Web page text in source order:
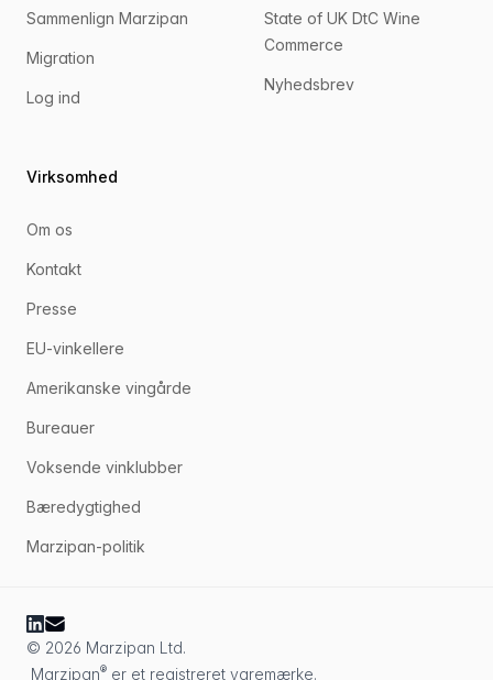
Sammenlign Marzipan
Migration
Log ind
State of UK DtC Wine
Commerce
Nyhedsbrev
Virksomhed
Om os
Kontakt
Presse
EU-vinkellere
Amerikanske vingårde
Bureauer
Voksende vinklubber
Bæredygtighed
Marzipan-politik
© 2026 Marzipan Ltd.
Marzipan® er et registreret varemærke.